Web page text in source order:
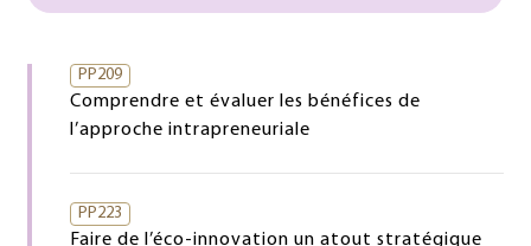
PP209
Comprendre et évaluer les bénéfices de
l’approche intrapreneuriale
PP223
Faire de l’éco-innovation un atout stratégique